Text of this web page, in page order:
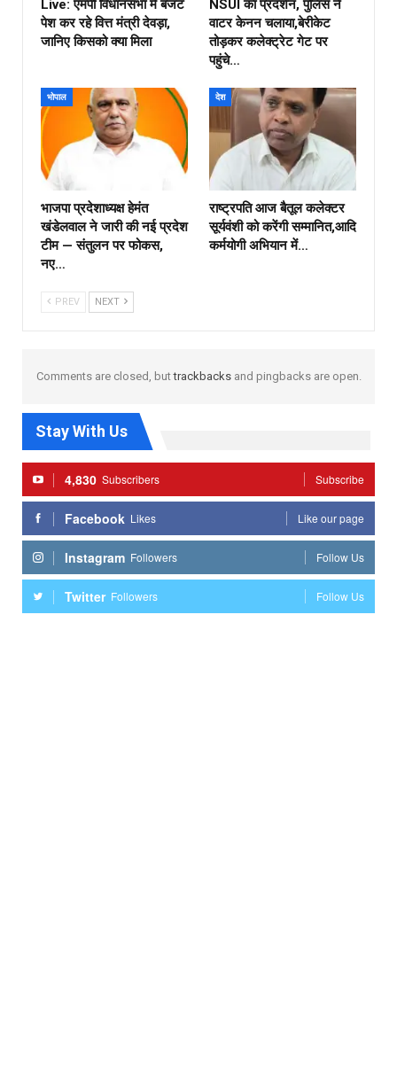
Live: एमपी विधानसभा में बजट
पेश कर रहे वित्त मंत्री देवड़ा,
जानिए किसको क्या मिला
NSUI का प्रदर्शन, पुलिस ने
वाटर केनन चलाया,बेरीकेट
तोड़कर कलेक्ट्रेट गेट पर
पहुंचे…
भोपाल
भाजपा प्रदेशाध्यक्ष हेमंत
खंडेलवाल ने जारी की नई प्रदेश
टीम — संतुलन पर फोकस,
नए…
देश
राष्ट्रपति आज बैतूल कलेक्टर
सूर्यवंशी को करेंगी सम्मानित,आदि
कर्मयोगी अभियान में…
PREV NEXT
Comments are closed, buttrackbacksand pingbacks are open.
Stay With Us
4,830 Subscribers Subscribe
Facebook Likes Like our page
Instagram Followers Follow Us
Twitter Followers Follow Us